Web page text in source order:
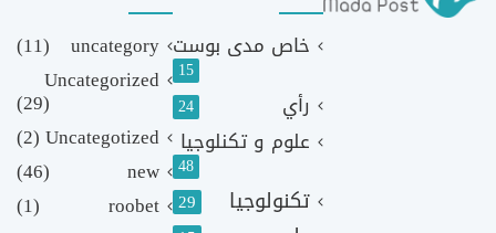
خاص مدى بوست
15
رأي 24
علوم و تكنلوجيا
48
تكنولوجيا 29
uncategory
(11)
Uncategorized
(29)
Uncategotized
(2)
new
(46)
roobet
(1)